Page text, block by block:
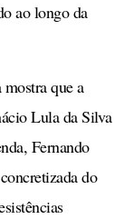
ao longo da
que a
Lula da Silva
Fernando
do